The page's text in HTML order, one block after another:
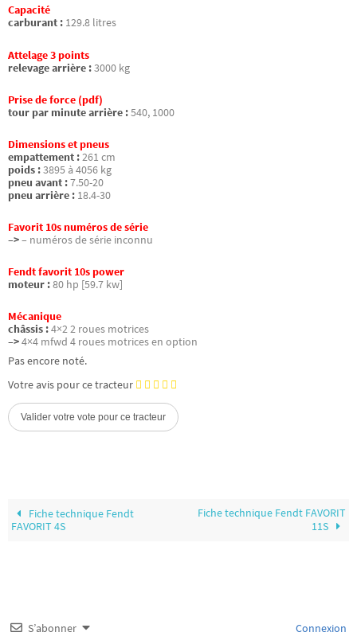
Capacité
carburant : 129.8 litres
Attelage 3 points
relevage arrière :3000 kg
Prise de force (pdf)
tour par minute arrière :540, 1000
Dimensions et pneus
empattement :261 cm
poids :3895 à 4056 kg
pneu avant :7.50-20
pneu arrière : 18.4-30
Favorit 10s numéros de série
–>– numéros de série inconnu
Fendt favorit 10s power
moteur :80 hp [59.7 kw]
Mécanique
châssis :4×2 2 roues motrices
–>4×4 mfwd 4 roues motrices en option
Pas encore noté.
Votre avis pour ce tracteur
Fiche technique Fendt
FAVORIT 4S
Fiche technique Fendt FAVORIT
11S
S’abonner Connexion